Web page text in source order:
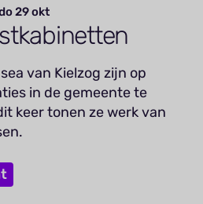
29 okt
van Kielzog zijn op
in de gemeente te
keer tonen ze werk van